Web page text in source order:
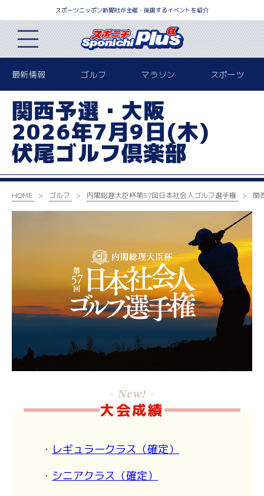
スポーツニッポン新聞社が主催・後援するイベントを紹介
最新情報 ゴルフ マラソン スポーツ
関西予選・大阪
2026年7月9日(木)
伏尾ゴルフ倶楽部
HOME ゴルフ 内閣総理大臣杯第57回日本社会人ゴルフ選手権 関
- New! -
大会成績
・ レギュラークラス（確定）
・ シニアクラス（確定）